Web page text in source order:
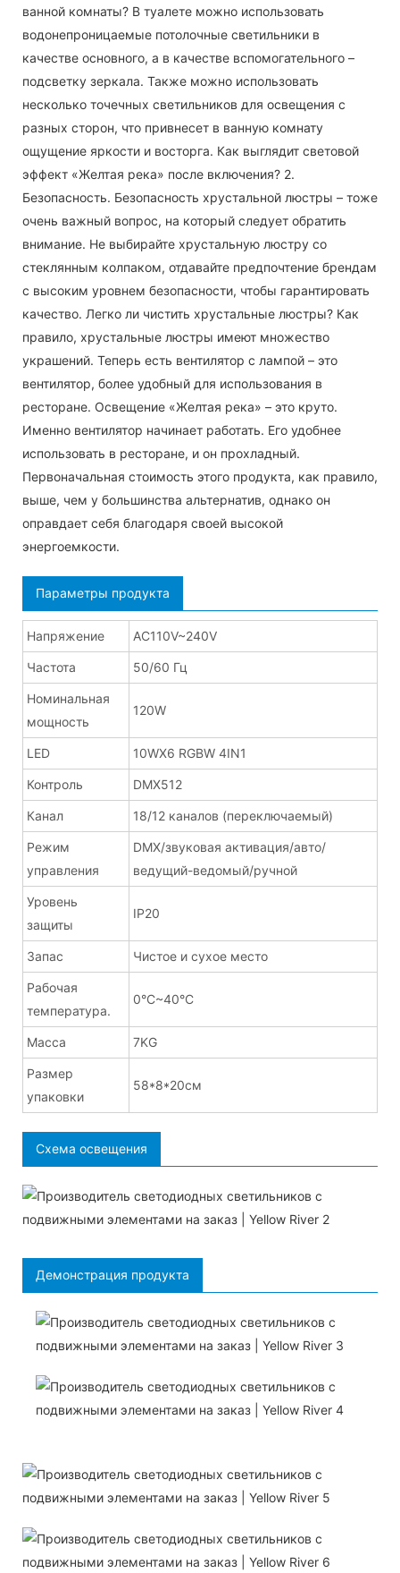
ванной комнаты? В туалете можно использовать
водонепроницаемые потолочные светильники в
качестве основного, а в качестве вспомогательного –
подсветку зеркала. Также можно использовать
несколько точечных светильников для освещения с
разных сторон, что привнесет в ванную комнату
ощущение яркости и восторга. Как выглядит световой
эффект «Желтая река» после включения? 2.
Безопасность. Безопасность хрустальной люстры – тоже
очень важный вопрос, на который следует обратить
внимание. Не выбирайте хрустальную люстру со
стеклянным колпаком, отдавайте предпочтение брендам
с высоким уровнем безопасности, чтобы гарантировать
качество. Легко ли чистить хрустальные люстры? Как
правило, хрустальные люстры имеют множество
украшений. Теперь есть вентилятор с лампой – это
вентилятор, более удобный для использования в
ресторане. Освещение «Желтая река» – это круто.
Именно вентилятор начинает работать. Его удобнее
использовать в ресторане, и он прохладный.
Первоначальная стоимость этого продукта, как правило,
выше, чем у большинства альтернатив, однако он
оправдает себя благодаря своей высокой
энергоемкости.
Параметры продукта
Напряжение AC110V~240V
Частота 50/60 Гц
Номинальная
мощность
120W
LED 10WX6 RGBW 4IN1
Контроль DMX512
Канал 18/12 каналов (переключаемый)
Режим
управления
DMX/звуковая активация/авто/
ведущий-ведомый/ручной
Уровень
защиты
IP20
Запас Чистое и сухое место
Рабочая
температура.
0°C~40°C
Масса 7KG
Размер
упаковки
58*8*20см
Схема освещения
Демонстрация продукта